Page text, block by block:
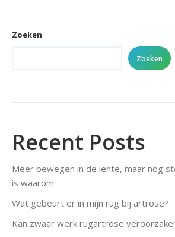
Zoeken
Zoeken
Recent Posts
Meer bewegen in de lente, maar nog
is waarom
Wat gebeurt er in mijn rug bij artrose?
Kan zwaar werk rugartrose